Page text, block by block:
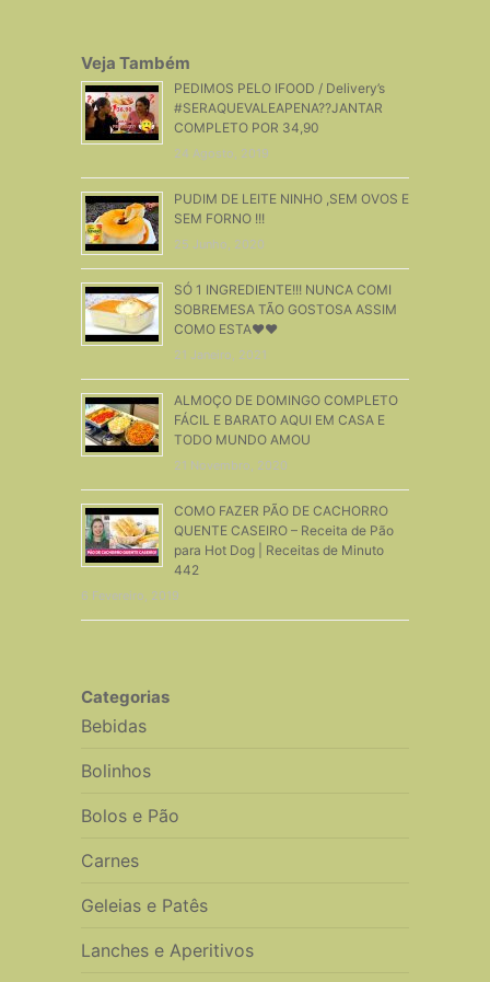
Veja Também
PEDIMOS PELO IFOOD / Delivery’s
#SERAQUEVALEAPENA??JANTAR
COMPLETO POR 34,90
24 Agosto, 2019
PUDIM DE LEITE NINHO ,SEM OVOS E
SEM FORNO !!!
25 Junho, 2020
SÓ 1 INGREDIENTE!!! NUNCA COMI
SOBREMESA TÃO GOSTOSA ASSIM
COMO ESTA♥♥
21 Janeiro, 2021
ALMOÇO DE DOMINGO COMPLETO
FÁCIL E BARATO AQUI EM CASA E
TODO MUNDO AMOU
21 Novembro, 2020
COMO FAZER PÃO DE CACHORRO
QUENTE CASEIRO – Receita de Pão
para Hot Dog | Receitas de Minuto
442
6 Fevereiro, 2019
Categorias
Bebidas
Bolinhos
Bolos e Pão
Carnes
Geleias e Patês
Lanches e Aperitivos